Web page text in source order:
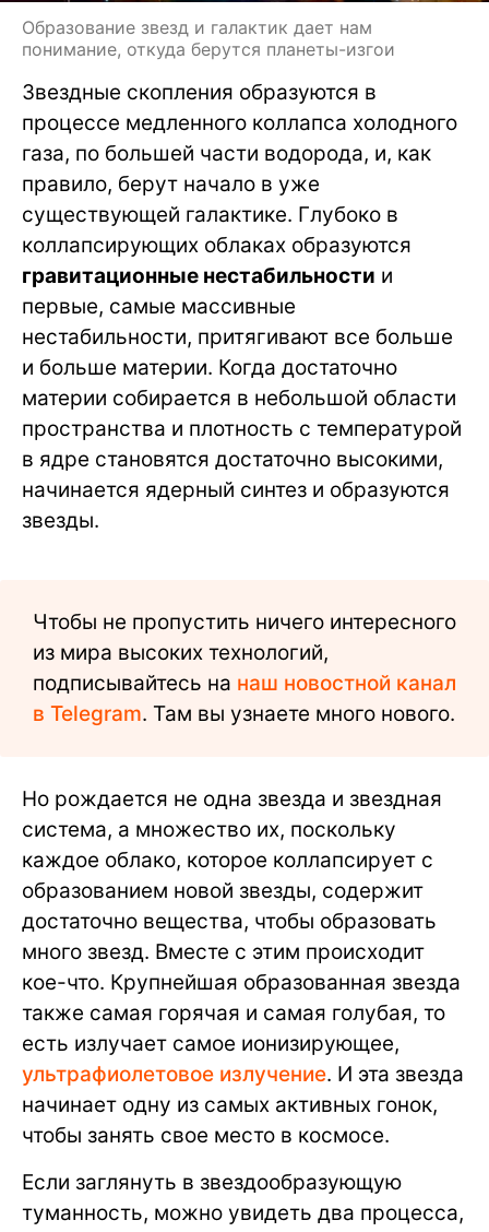
Образование звезд и галактик дает нам
понимание, откуда берутся планеты-изгои
Звездные скопления образуются в
процессе медленного коллапса холодного
газа, по большей части водорода, и, как
правило, берут начало в уже
существующей галактике. Глубоко в
коллапсирующих облаках образуются
гравитационные нестабильности и
первые, самые массивные
нестабильности, притягивают все больше
и больше материи. Когда достаточно
материи собирается в небольшой области
пространства и плотность с температурой
в ядре становятся достаточно высокими,
начинается ядерный синтез и образуются
звезды.
Чтобы не пропустить ничего интересного
из мира высоких технологий,
подписывайтесь на наш новостной канал
в Telegram. Там вы узнаете много нового.
Но рождается не одна звезда и звездная
система, а множество их, поскольку
каждое облако, которое коллапсирует с
образованием новой звезды, содержит
достаточно вещества, чтобы образовать
много звезд. Вместе с этим происходит
кое-что. Крупнейшая образованная звезда
также самая горячая и самая голубая, то
есть излучает самое ионизирующее,
ультрафиолетовое излучение. И эта звезда
начинает одну из самых активных гонок,
чтобы занять свое место в космосе.
Если заглянуть в звездообразующую
туманность, можно увидеть два процесса,